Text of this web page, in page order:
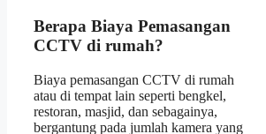
Berapa Biaya Pemasangan
CCTV di rumah?
Biaya pemasangan CCTV di rumah
atau di tempat lain seperti bengkel,
restoran, masjid, dan sebagainya,
bergantung pada jumlah kamera yang